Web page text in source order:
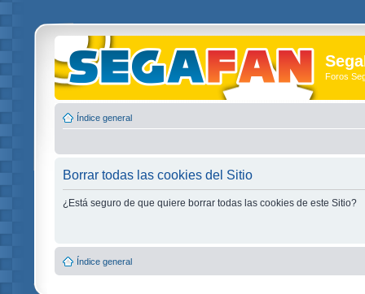
Foros
Índice general
Borrar todas las cookies del Sitio
¿Está seguro de que quiere borrar todas las cookies de este Sitio?
Índice general